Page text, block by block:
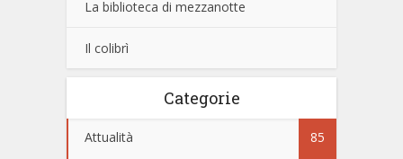
La biblioteca di mezzanotte
Il colibrì
Categorie
Attualità 85